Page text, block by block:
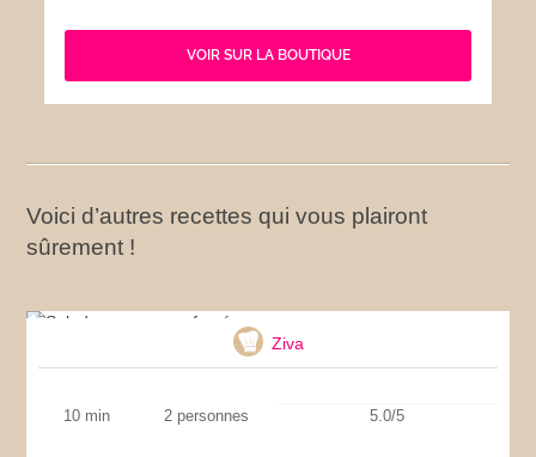
VOIR SUR LA BOUTIQUE
Voici d’autres recettes qui vous plairont
sûrement !
Ziva
10 min 2 personnes 5.0/5